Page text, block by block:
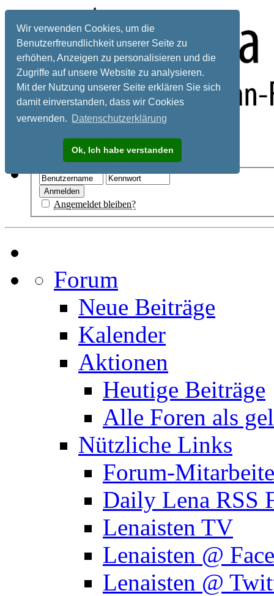
Wir verwenden Cookies, um die
Benutzerfreundlichkeit unserer Seite zu
erhöhen, Anzeigen zu personalisieren und die
Zugriffe auf unsere Website zu analysieren.
Mit der Nutzung unserer Seite erklären Sie sich
damit einverstanden, dass wir Cookies
verwenden. Datenschutzerklärung
Ok, Ich habe verstanden
Registrieren
Angemeldet bleiben?
Forum
Neue Beiträge
Kalender
Aktionen
Heutige Beiträge
Alle Foren als
Nützliche Links
Forum-
Daily Lena RSS
Lenaisten TV
Lenaisten @
Lenaisten @